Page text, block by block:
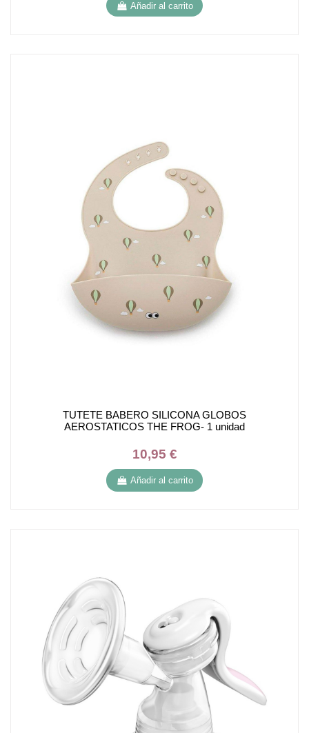
Añadir al carrito
TUTETE BABERO SILICONA GLOBOS
AEROSTATICOS THE FROG- 1 unidad
10,95 €
Añadir al carrito